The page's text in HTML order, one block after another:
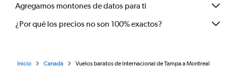
Agregamos montones de datos para ti
¿Por qué los precios no son 100% exactos?
Inicio Canadá Vuelos baratos de Internacional de Tampa a Montreal